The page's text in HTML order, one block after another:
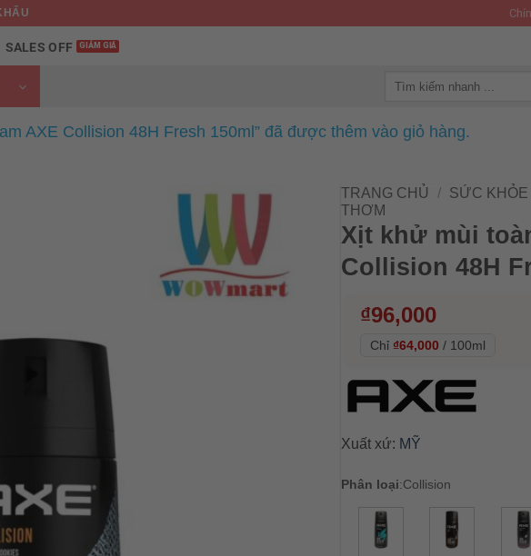
SALES OFF
AXE Collision 48H Fresh 150ml” đã được thêm vào giỏ hàng.
TRANG CHỦ / SỨC
THƠM
Xịt khử mùi
Collision 48H
₫96,000
Chỉ ₫64,000 / 100ml
Xuất xứ: MỸ
Phân loại:Collision